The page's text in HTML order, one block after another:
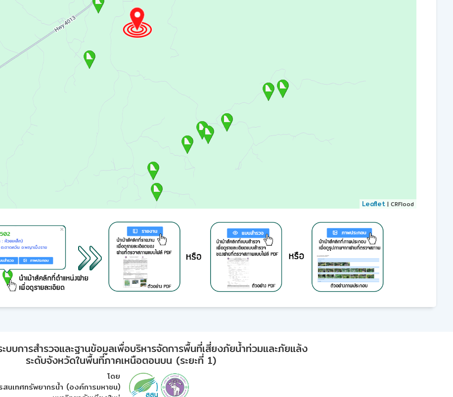
Leaflet | CRFlood
บบการสำรวจและฐานข้อมูลเพื่อบริหารจัดการพื้นที่เสี่ยงภัยน้ำท่วมและภัยแล้ง
ระดับจังหวัดในพื้นที่ภาคเหนือตอนบน (ระยะที่ 1)
โดย
สนเทศทรัพยากรน้ำ (องค์การมหาชน)